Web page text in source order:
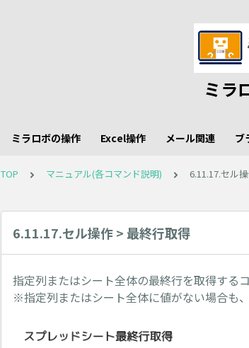
ミラ
ミラロボの操作 Excel操作 メール関連 ブ
TOP マニュアル(各コマンド説明) 6.11.17.セル
6.11.17.セル操作 > 最終行取得
指定列またはシート全体の最終行を取得するコ
※指定列またはシート全体に値がない場合も